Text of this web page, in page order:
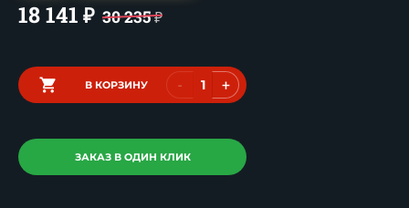
18 141 ₽ 30 235₽
В КОРЗИНУ - +
ЗАКАЗ В ОДИН КЛИК